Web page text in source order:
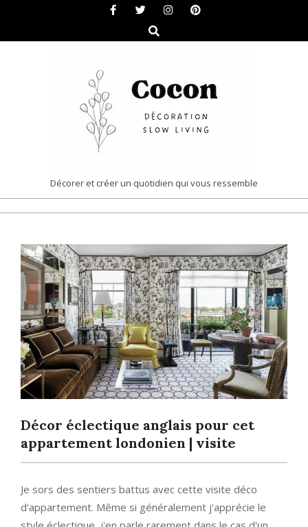
content
Search
COCON
|
&
SLOW
LIVING
Décorer et créer un quotidien qui vous ressemble
Menu
Décor éclectique anglais pour cet
appartement londonien | visite
Je sors des sentiers battus avec cette visite déco
d'appartement. Même si généralement j'apprécie le